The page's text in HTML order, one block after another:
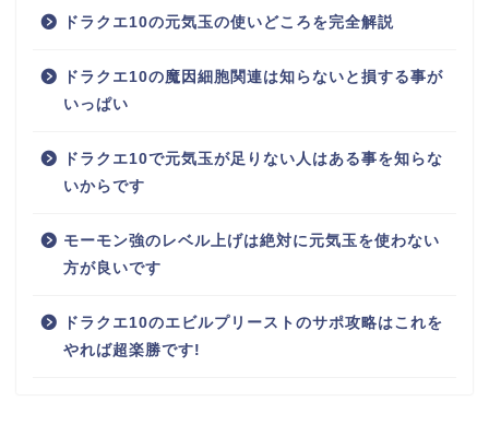
ドラクエ10の元気玉の使いどころを完全解説
ドラクエ10の魔因細胞関連は知らないと損する事が
いっぱい
ドラクエ10で元気玉が足りない人はある事を知らな
いからです
モーモン強のレベル上げは絶対に元気玉を使わない
方が良いです
ドラクエ10のエビルプリーストのサポ攻略はこれを
やれば超楽勝です!